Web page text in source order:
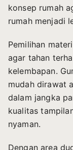
konsep rumah
rumah menjadi
Pemilihan
agar tahan
kelembapan.
mudah dirawat
dalam jangka
kualitas
nyaman.
Dengan area